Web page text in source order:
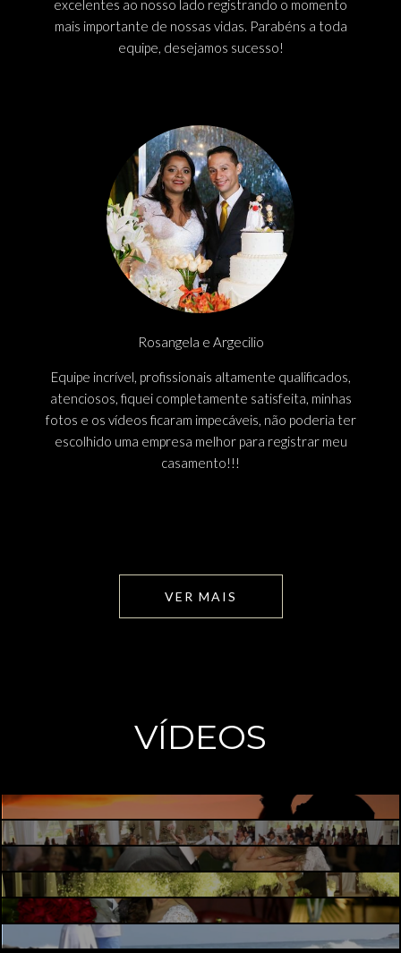
excelentes ao nosso lado registrando o momento
mais importante de nossas vidas. Parabéns a toda
equipe, desejamos sucesso!
Rosangela e Argecilio
Equipe incrível, profissionais altamente qualificados,
atenciosos, fiquei completamente satisfeita, minhas
fotos e os vídeos ficaram impecáveis, não poderia ter
escolhido uma empresa melhor para registrar meu
casamento!!!
VER MAIS
VÍDEOS